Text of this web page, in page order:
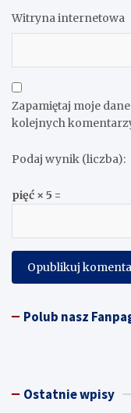
Witryna internetowa
Zapamiętaj moje
kolejnych
Podaj wynik (liczba):
pięć × 5 =
Polub nasz
Ostatnie wpisy